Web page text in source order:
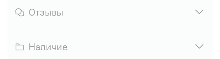
Отзывы
Наличие